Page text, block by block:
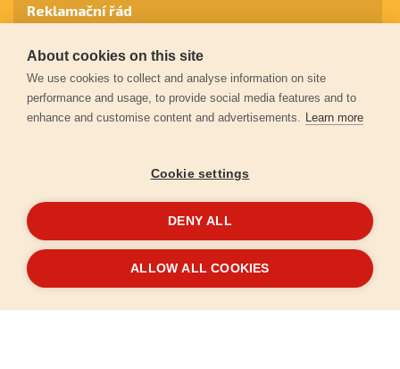
© 2026Extol.cz- Všechna práva vyhrazena
Reklamační řád
Záruční podmínky
Ochrana osobních údajů
VytvořiloFEO
About cookies on this site
We use cookies to collect and analyse information on site
performance and usage, to provide social media features and to
enhance and customise content and advertisements. Learn more
Cookie settings
DENY ALL
ALLOW ALL COOKIES